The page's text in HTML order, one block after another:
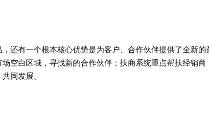
还有一个根本核心优势是为客户、合作伙伴提供了全新
空白区域，寻找新的合作伙伴；扶商系统重点帮扶经销
同发展。